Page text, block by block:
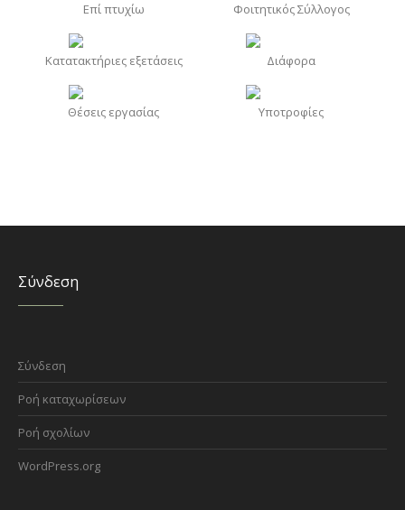
Επί πτυχίω Φοιτητικός Σύλλογος
Κατατακτήριες εξετάσεις Διάφορα
Θέσεις εργασίας Υποτροφίες
Σύνδεση
Σύνδεση
Ροή καταχωρίσεων
Ροή σχολίων
WordPress.org